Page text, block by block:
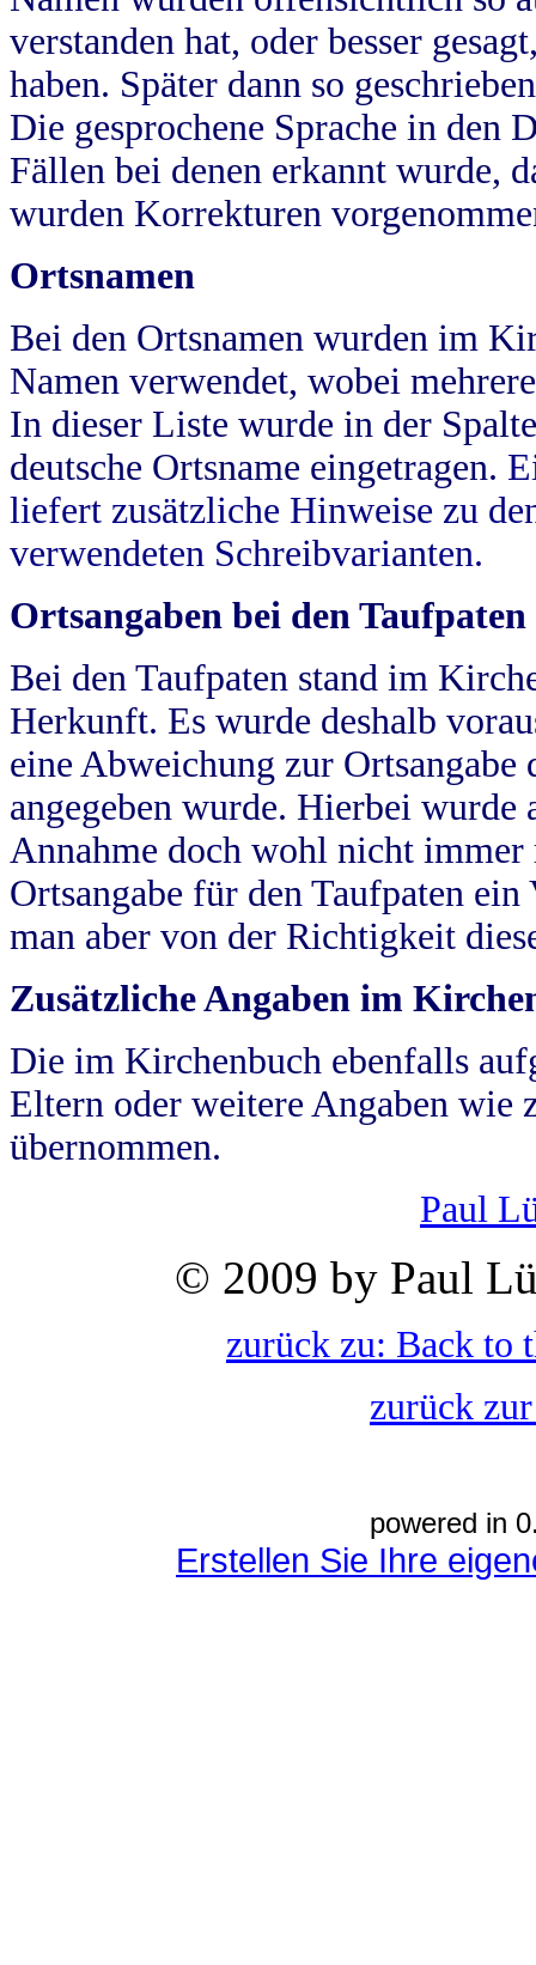
verstanden hat, oder besser
haben. Später dann so
Die gesprochene Sprache in
Fällen bei denen erkannt wurde,
wurden Korrekturen
Ortsnamen
Bei den Ortsnamen wurden im
Namen verwendet, wobei
In dieser Liste wurde in der
deutsche Ortsname eingetragen.
liefert zusätzliche Hinweise zu
verwendeten Schreibvarianten.
Ortsangaben bei den Taufpaten
Bei den Taufpaten stand im
Herkunft. Es wurde deshalb
eine Abweichung zur
angegeben wurde. Hierbei wurde
Annahme doch wohl nicht
Ortsangabe für den Taufpaten
man aber von der Richtigkeit
Zusätzliche Angaben im
Die im Kirchenbuch ebenfalls
Eltern oder weitere Angaben wie
übernommen.
Paul
© 2009 by Paul
zurück zu: Back to
zurück
powered in
Erstellen Sie Ihre